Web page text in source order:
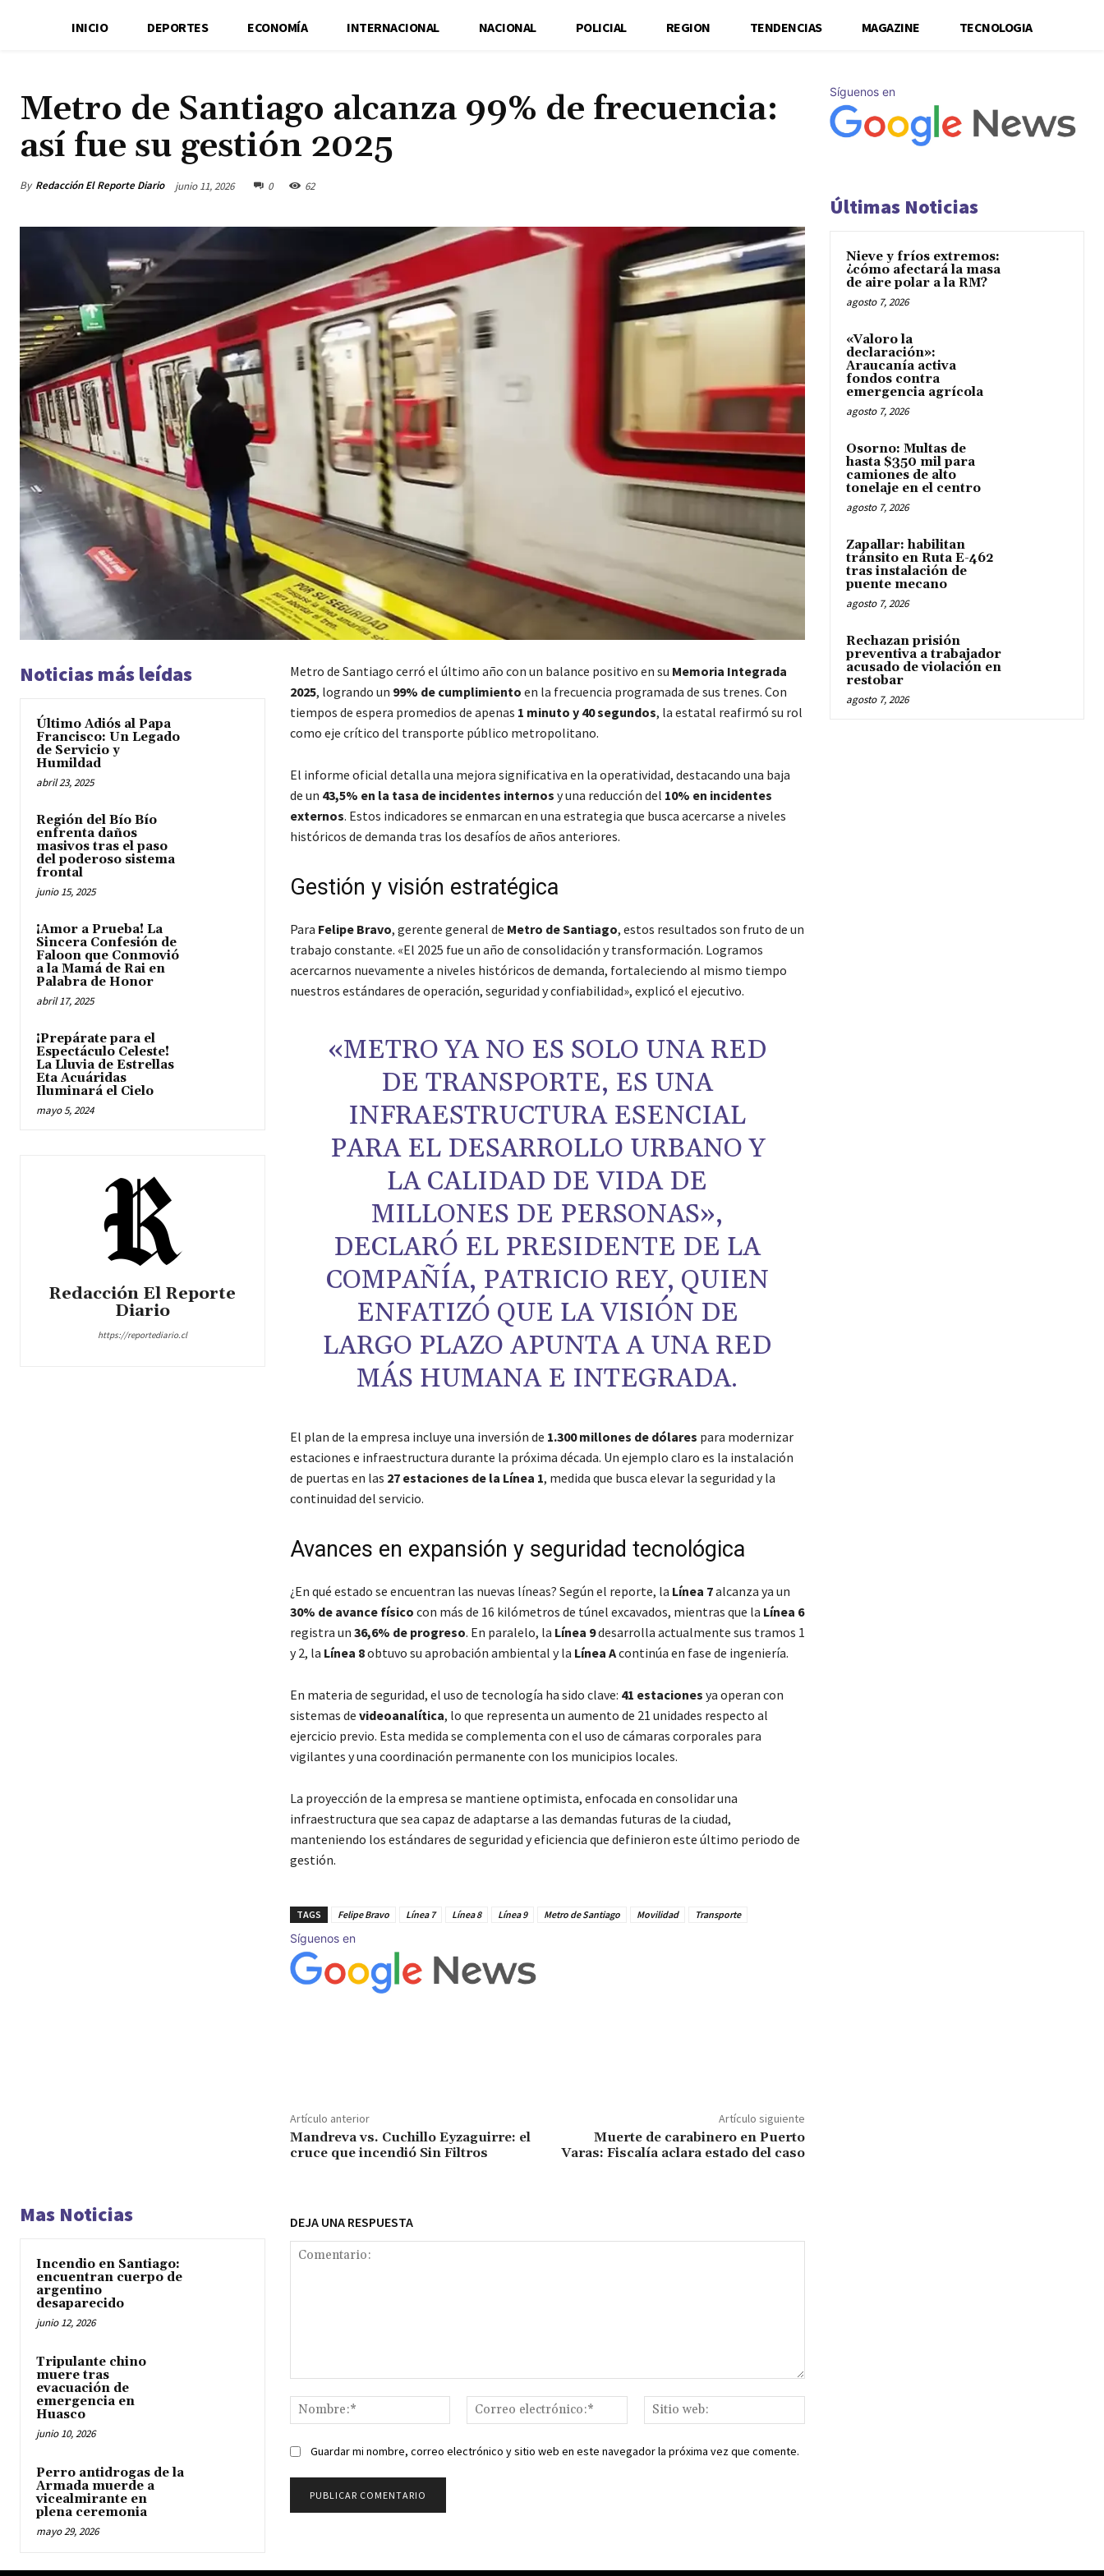
INICIO DEPORTES ECONOMÍA INTERNACIONAL NACIONAL POLICIAL REGION TENDENCIAS MAGAZINE TECNOLOGIA
Metro de Santiago alcanza 99% de frecuencia:
así fue su gestión 2025
By Redacción El Reporte Diario junio 11, 2026 0 62
Noticias más leídas
Último Adiós al Papa
Francisco: Un Legado
de Servicio y
Humildad
abril 23, 2025
Región del Bío Bío
enfrenta daños
masivos tras el paso
del poderoso sistema
frontal
junio 15, 2025
¡Amor a Prueba! La
Sincera Confesión de
Faloon que Conmovió
a la Mamá de Rai en
Palabra de Honor
abril 17, 2025
¡Prepárate para el
Espectáculo Celeste!
La Lluvia de Estrellas
Eta Acuáridas
Iluminará el Cielo
mayo 5, 2024
Redacción El Reporte
Diario
https://reportediario.cl
Metro de Santiago cerró el último año con un balance positivo en su Memoria Integrada
2025, logrando un 99% de cumplimiento en la frecuencia programada de sus trenes. Con
tiempos de espera promedios de apenas 1 minuto y 40 segundos, la estatal reafirmó su rol
como eje crítico del transporte público metropolitano.
El informe oficial detalla una mejora significativa en la operatividad, destacando una baja
de un 43,5% en la tasa de incidentes internos y una reducción del 10% en incidentes
externos. Estos indicadores se enmarcan en una estrategia que busca acercarse a niveles
históricos de demanda tras los desafíos de años anteriores.
Gestión y visión estratégica
Para Felipe Bravo, gerente general de Metro de Santiago, estos resultados son fruto de un
trabajo constante. «El 2025 fue un año de consolidación y transformación. Logramos
acercarnos nuevamente a niveles históricos de demanda, fortaleciendo al mismo tiempo
nuestros estándares de operación, seguridad y confiabilidad», explicó el ejecutivo.
«METRO YA NO ES SOLO UNA RED
DE TRANSPORTE, ES UNA
INFRAESTRUCTURA ESENCIAL
PARA EL DESARROLLO URBANO Y
LA CALIDAD DE VIDA DE
MILLONES DE PERSONAS»,
DECLARÓ EL PRESIDENTE DE LA
COMPAÑÍA, PATRICIO REY, QUIEN
ENFATIZÓ QUE LA VISIÓN DE
LARGO PLAZO APUNTA A UNA RED
MÁS HUMANA E INTEGRADA.
El plan de la empresa incluye una inversión de 1.300 millones de dólares para modernizar
estaciones e infraestructura durante la próxima década. Un ejemplo claro es la instalación
de puertas en las 27 estaciones de la Línea 1, medida que busca elevar la seguridad y la
continuidad del servicio.
Avances en expansión y seguridad tecnológica
¿En qué estado se encuentran las nuevas líneas? Según el reporte, la Línea 7alcanza ya un
30% de avance físico con más de 16 kilómetros de túnel excavados, mientras que la Línea 6
registra un 36,6% de progreso. En paralelo, la Línea 9desarrolla actualmente sus tramos 1
y 2, la Línea 8obtuvo su aprobación ambiental y la Línea Acontinúa en fase de ingeniería.
En materia de seguridad, el uso de tecnología ha sido clave: 41 estaciones ya operan con
sistemas de videoanalítica, lo que representa un aumento de 21 unidades respecto al
ejercicio previo. Esta medida se complementa con el uso de cámaras corporales para
vigilantes y una coordinación permanente con los municipios locales.
La proyección de la empresa se mantiene optimista, enfocada en consolidar una
infraestructura que sea capaz de adaptarse a las demandas futuras de la ciudad,
manteniendo los estándares de seguridad y eficiencia que definieron este último periodo de
gestión.
TAGS Felipe Bravo Línea 7 Línea 8 Línea 9 Metro de Santiago Movilidad Transporte
Síguenos en
Artículo anterior
Mandreva vs. Cuchillo Eyzaguirre: el
cruce que incendió Sin Filtros
Artículo siguiente
Muerte de carabinero en Puerto
Varas: Fiscalía aclara estado del caso
Mas Noticias
Incendio en Santiago:
encuentran cuerpo de
argentino
desaparecido
junio 12, 2026
Tripulante chino
muere tras
evacuación de
emergencia en
Huasco
junio 10, 2026
Perro antidrogas de la
Armada muerde a
vicealmirante en
plena ceremonia
mayo 29, 2026
DEJA UNA RESPUESTA
Nombre:*
Correo
electrónico:*
web:
Guardar mi nombre, correo electrónico y sitio web en este navegador la próxima vez que comente.
Síguenos en
Últimas Noticias
Nieve y fríos extremos:
¿cómo afectará la masa
de aire polar a la RM?
agosto 7, 2026
«Valoro la
declaración»:
Araucanía activa
fondos contra
emergencia agrícola
agosto 7, 2026
Osorno: Multas de
hasta $350 mil para
camiones de alto
tonelaje en el centro
agosto 7, 2026
Zapallar: habilitan
tránsito en Ruta E-462
tras instalación de
puente mecano
agosto 7, 2026
Rechazan prisión
preventiva a trabajador
acusado de violación en
restobar
agosto 7, 2026